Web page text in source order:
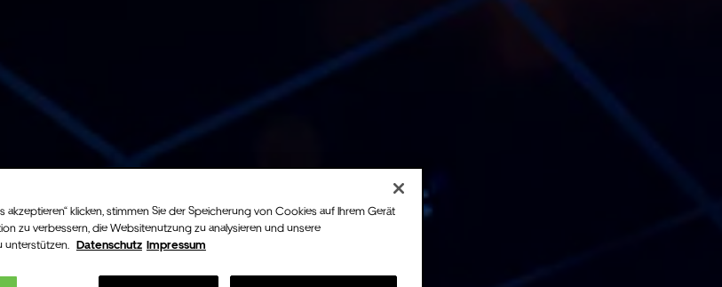
akzeptieren“ klicken, stimmen Sie der Speicherung von Cookies auf Ihrem Gerät
zu verbessern, die Websitenutzung zu analysieren und unsere
unterstützen. Datenschutz Impressum